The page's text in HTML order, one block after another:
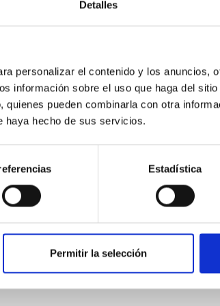
Detalles
personalizar el contenido y los anuncios,
información sobre el uso que haga del
pueden combinarla con otra
haya hecho de sus servicios.
Estadística
Permitir la selección
al IAC / Inés Bonet (IAC)